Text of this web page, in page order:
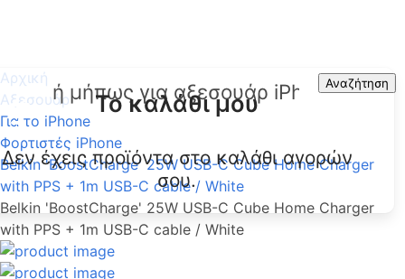
Αναζήτηση
Το καλάθι μου
Δεν έχεις προϊόντα στο καλάθι αγορών
σου.
Αρχική
Αξεσουάρ
Για το iPhone
Φορτιστές iPhone
Belkin 'BoostCharge' 25W USB-C Cube Home Charger
with PPS + 1m USB-C cable / White
Belkin 'BoostCharge' 25W USB-C Cube Home Charger
with PPS + 1m USB-C cable / White